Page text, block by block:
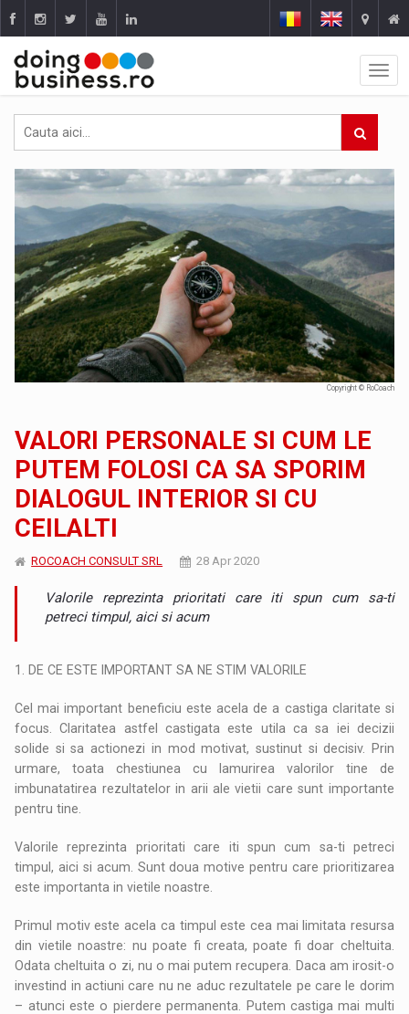
Copyright © RoCoach
VALORI PERSONALE SI CUM LE
PUTEM FOLOSI CA SA SPORIM
DIALOGUL INTERIOR SI CU
CEILALTI
ROCOACH CONSULT SRL 28 Apr 2020
Valorile reprezinta prioritati care iti spun cum sa-ti
petreci timpul, aici si acum
1. DE CE ESTE IMPORTANT SA NE STIM VALORILE
Cel mai important beneficiu este acela de a castiga claritate si
focus. Claritatea astfel castigata este utila ca sa iei decizii
solide si sa actionezi in mod motivat, sustinut si decisiv. Prin
urmare, toata chestiunea cu lamurirea valorilor tine de
imbunatatirea rezultatelor in arii ale vietii care sunt importante
pentru tine.
Valorile reprezinta prioritati care iti spun cum sa-ti petreci
timpul, aici si acum. Sunt doua motive pentru care prioritizarea
este importanta in vietile noastre.
Primul motiv este acela ca timpul este cea mai limitata resursa
din vietile noastre: nu poate fi creata, poate fi doar cheltuita.
Odata cheltuita o zi, nu o mai putem recupera. Daca am irosit-o
investind in actiuni care nu ne aduc rezultatele pe care le dorim
– atunci este o pierdere permanenta. Putem castiga mai multi